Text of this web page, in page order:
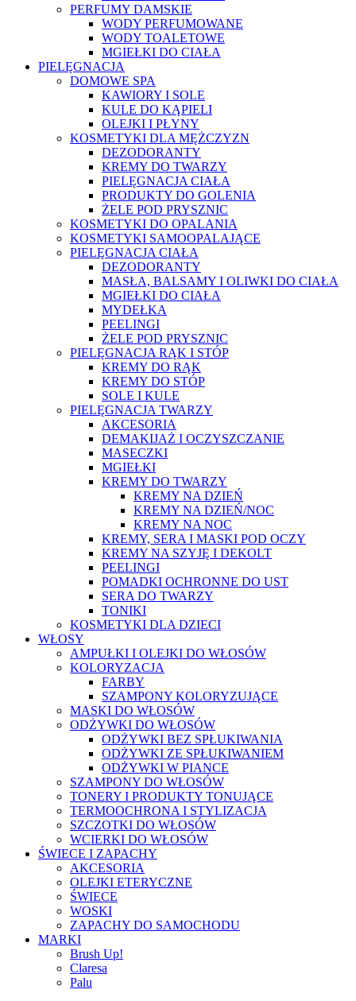
PERFUMY DAMSKIE
WODY PERFUMOWANE
WODY TOALETOWE
MGIEŁKI DO CIAŁA
PIELĘGNACJA
DOMOWE SPA
KAWIORY I SOLE
KULE DO KĄPIELI
OLEJKI I PŁYNY
KOSMETYKI DLA MĘŻCZYZN
DEZODORANTY
KREMY DO TWARZY
PIELĘGNACJA CIAŁA
PRODUKTY DO GOLENIA
ŻELE POD PRYSZNIC
KOSMETYKI DO OPALANIA
KOSMETYKI SAMOOPALAJĄCE
PIELĘGNACJA CIAŁA
DEZODORANTY
MASŁA, BALSAMY I OLIWKI DO CIAŁA
MGIEŁKI DO CIAŁA
MYDEŁKA
PEELINGI
ŻELE POD PRYSZNIC
PIELĘGNACJA RĄK I STÓP
KREMY DO RĄK
KREMY DO STÓP
SOLE I KULE
PIELĘGNACJA TWARZY
AKCESORIA
DEMAKIJAŻ I OCZYSZCZANIE
MASECZKI
MGIEŁKI
KREMY DO TWARZY
KREMY NA DZIEŃ
KREMY NA DZIEŃ/NOC
KREMY NA NOC
KREMY, SERA I MASKI POD OCZY
KREMY NA SZYJĘ I DEKOLT
PEELINGI
POMADKI OCHRONNE DO UST
SERA DO TWARZY
TONIKI
KOSMETYKI DLA DZIECI
WŁOSY
AMPUŁKI I OLEJKI DO WŁOSÓW
KOLORYZACJA
FARBY
SZAMPONY KOLORYZUJĄCE
MASKI DO WŁOSÓW
ODŻYWKI DO WŁOSÓW
ODŻYWKI BEZ SPŁUKIWANIA
ODŻYWKI ZE SPŁUKIWANIEM
ODŻYWKI W PIANCE
SZAMPONY DO WŁOSÓW
TONERY I PRODUKTY TONUJĄCE
TERMOOCHRONA I STYLIZACJA
SZCZOTKI DO WŁOSÓW
WCIERKI DO WŁOSÓW
ŚWIECE I ZAPACHY
AKCESORIA
OLEJKI ETERYCZNE
ŚWIECE
WOSKI
ZAPACHY DO SAMOCHODU
MARKI
Brush Up!
Claresa
Palu